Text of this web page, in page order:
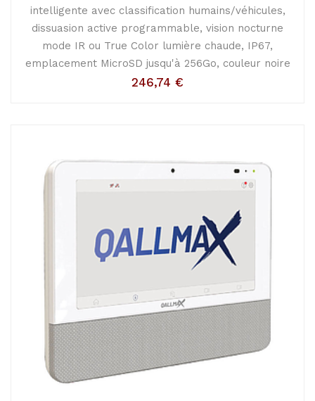
intelligente avec classification humains/véhicules,
dissuasion active programmable, vision nocturne
mode IR ou True Color lumière chaude, IP67,
emplacement MicroSD jusqu'à 256Go, couleur noire
246,74 €